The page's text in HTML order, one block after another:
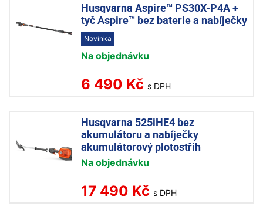
Husqvarna Aspire™ PS30X-P4A +
tyč Aspire™ bez baterie a nabíječky
Novinka
Na objednávku
6 490 Kč s DPH
Husqvarna 525iHE4 bez
akumulátoru a nabíječky
akumulátorový plotostřih
Na objednávku
17 490 Kč s DPH